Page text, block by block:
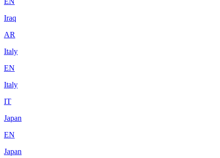
Iraq
AR
Italy
EN
Italy
IT
Japan
EN
Japan